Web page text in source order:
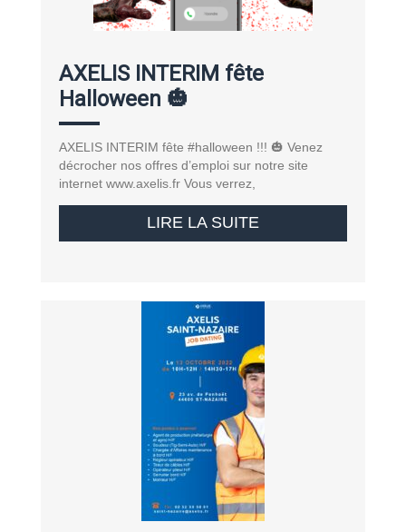
AXELIS INTERIM fête
Halloween 🎃
AXELIS INTERIM fête #halloween !!! 🎃 Venez
décrocher nos offres d’emploi sur notre site
internet www.axelis.fr Vous verrez,
LIRE LA SUITE